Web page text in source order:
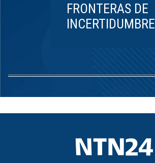
FRONTERAS DE
INCERTIDUMBRE
8